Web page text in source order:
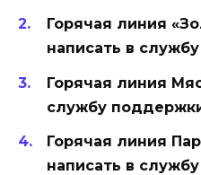
Горячая линия
написать в
Горячая линия
службу
Горячая линия
написать в